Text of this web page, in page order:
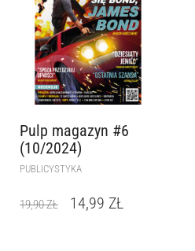
Pulp magazyn #6
(10/2024)
PUBLICYSTYKA
19,90ZŁ 14,99 ZŁ